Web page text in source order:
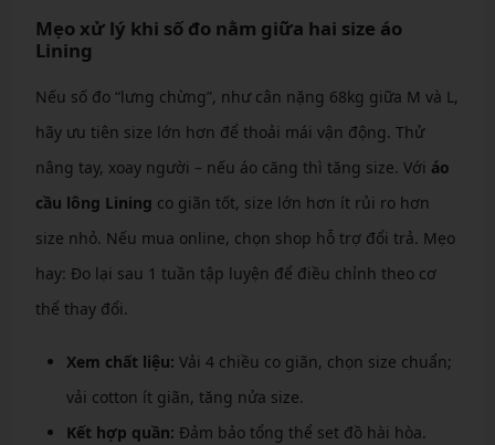
Mẹo xử lý khi số đo nằm giữa hai size áo
Lining
Nếu số đo “lưng chừng”, như cân nặng 68kg giữa M và L,
hãy ưu tiên size lớn hơn để thoải mái vận động. Thử
nâng tay, xoay người – nếu áo căng thì tăng size. Với áo
cầu lông Lining co giãn tốt, size lớn hơn ít rủi ro hơn
size nhỏ. Nếu mua online, chọn shop hỗ trợ đổi trả. Mẹo
hay: Đo lại sau 1 tuần tập luyện để điều chỉnh theo cơ
thể thay đổi.
Xem chất liệu: Vải 4 chiều co giãn, chọn size chuẩn;
vải cotton ít giãn, tăng nửa size.
Kết hợp quần: Đảm bảo tổng thể set đồ hài hòa.